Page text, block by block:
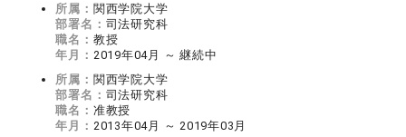
所属： 関西学院大学
部署名： 司法研究科
職名： 教授
年月： 2019年04月 ～ 継続中
所属： 関西学院大学
部署名： 司法研究科
職名： 准教授
年月： 2013年04月 ～ 2019年03月